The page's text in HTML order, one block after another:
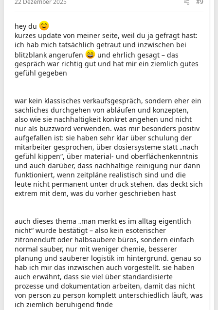
22 Dezember 2025 #9
hey du
kurzes update von meiner seite, weil du ja gefragt hast:
ich hab mich tatsächlich getraut und inzwischen bei
blitzblank angerufen
und ehrlich gesagt – das
gespräch war richtig gut und hat mir ein ziemlich gutes
gefühl gegeben
war kein klassisches verkaufsgespräch, sondern eher ein
sachliches durchgehen von abläufen und konzepten,
also wie sie nachhaltigkeit konkret angehen und nicht
nur als buzzword verwenden. was mir besonders positiv
aufgefallen ist: sie haben sehr klar über schulung der
mitarbeiter gesprochen, über dosiersysteme statt „nach
gefühl kippen“, über material- und oberflächenkenntnis
und auch darüber, dass nachhaltige reinigung nur dann
funktioniert, wenn zeitpläne realistisch sind und die
leute nicht permanent unter druck stehen. das deckt sich
extrem mit dem, was du vorher geschrieben hast
auch dieses thema „man merkt es im alltag eigentlich
nicht“ wurde bestätigt – also kein esoterischer
zitronenduft oder halbsaubere büros, sondern einfach
normal sauber, nur mit weniger chemie, besserer
planung und sauberer logistik im hintergrund. genau so
hab ich mir das inzwischen auch vorgestellt. sie haben
auch erwähnt, dass sie viel über standardisierte
prozesse und dokumentation arbeiten, damit das nicht
von person zu person komplett unterschiedlich läuft, was
ich ziemlich beruhigend finde